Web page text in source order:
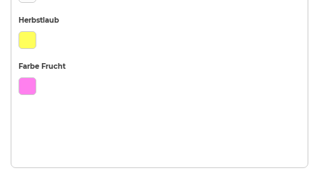
Herbstlaub
Farbe Frucht